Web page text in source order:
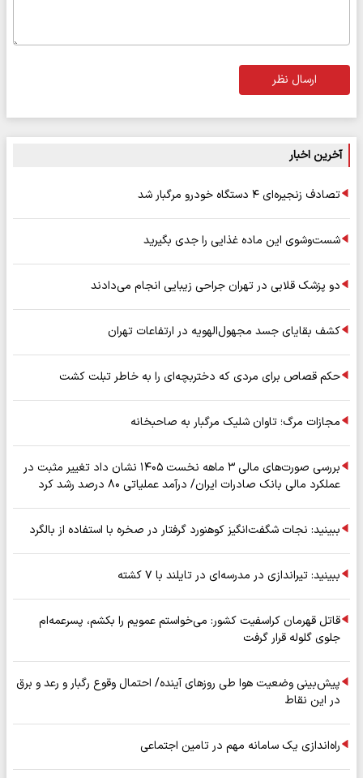
ارسال نظر
آخرین اخبار
تصادف زنجیره‌ای ۴ دستگاه خودرو مرگبار شد
شست‌وشوی این ماده غذایی را جدی بگیرید
دو پزشک قلابی در تهران جراحی زیبایی انجام می‌دادند
کشف بقایای جسد مجهول‌الهویه در ارتفاعات تهران
حکم قصاص برای مردی که دختربچه‌ای را به خاطر تبلت کشت
مجازات مرگ؛ تاوان شلیک مرگبار به صاحبخانه
بررسی صورت‌های مالی ۳ ماهه نخست ۱۴۰۵ نشان داد تغییر مثبت در
عملکرد مالی بانک صادرات ایران/ درآمد عملیاتی ۸۰ درصد رشد کرد
ببینید: نجات شگفت‌انگیز کوهنورد گرفتار در صخره با استفاده از بالگرد
ببینید: تیراندازی در مدرسه‌ای در تایلند با ۷ کشته
قاتل قهرمان کراسفیت کشور: می‌خواستم عمویم را بکشم، پسرعمه‌ام
جلوی گلوله قرار گرفت
پیش‌بینی وضعیت هوا طی روزهای آینده/ احتمال وقوع رگبار و رعد و برق
در این نقاط
راه‌اندازی یک سامانه مهم در تامین اجتماعی